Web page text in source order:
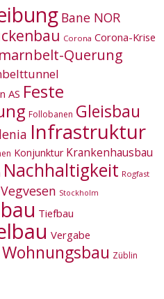
Bane NOR
Corona Corona-Krise
Querung
AS Feste
Follobanen Gleisbau
Infrastruktur
Konjunktur Krankenhausbau
Nachhaltigkeit Rogfast
Stockholm
Tiefbau
Vergabe
Wohnungsbau Züblin